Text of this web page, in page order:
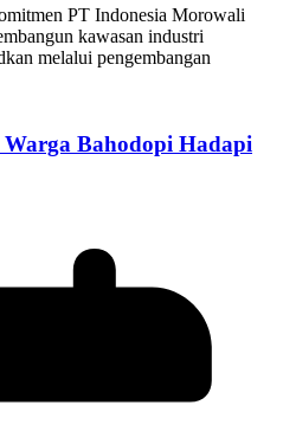
PT Indonesia Morowali
kawasan industri
melalui pengembangan
Bahodopi Hadapi